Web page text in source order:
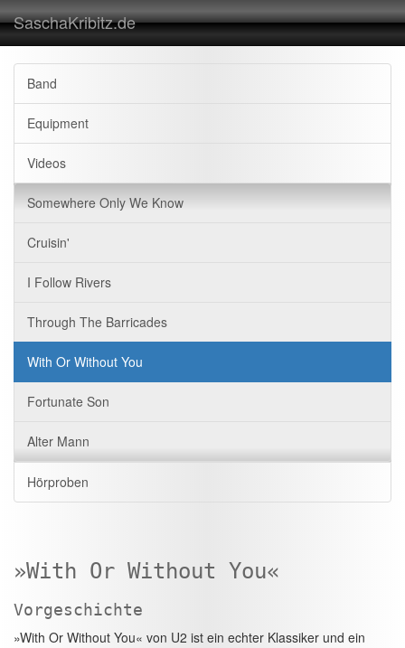
SaschaKribitz.de
Band
Equipment
Videos
Somewhere Only We Know
Cruisin'
I Follow Rivers
Through The Barricades
With Or Without You
Fortunate Son
Alter Mann
Hörproben
»With Or Without You«
Vorgeschichte
»With Or Without You« von U2 ist ein echter Klassiker und ein